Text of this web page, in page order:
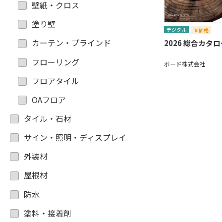
壁紙・クロス
塗り壁
カーテン・ブラインド
フローリング
フロアタイル
OAフロア
タイル・石材
サイン・照明・ディスプレイ
外装材
屋根材
防水
塗料・接着剤
デジタル ￥価格
2026 総合カタ
ボード株式会社